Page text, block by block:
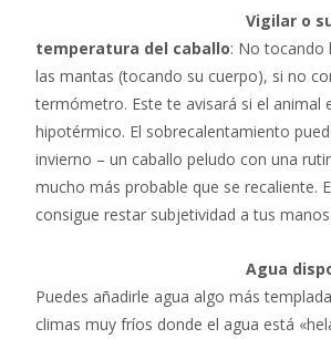
Vigilar o
temperatura del caballo: No tocando
las mantas (tocando su cuerpo), si no
termómetro. Este te avisará si el animal
hipotérmico. El sobrecalentamiento
invierno – un caballo peludo con una
mucho más probable que se recaliente.
consigue restar subjetividad a tus manos.
Agua
Puedes añadirle agua algo más
climas muy fríos donde el agua está